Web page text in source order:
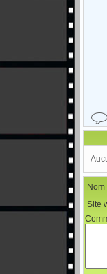
Nom
Site